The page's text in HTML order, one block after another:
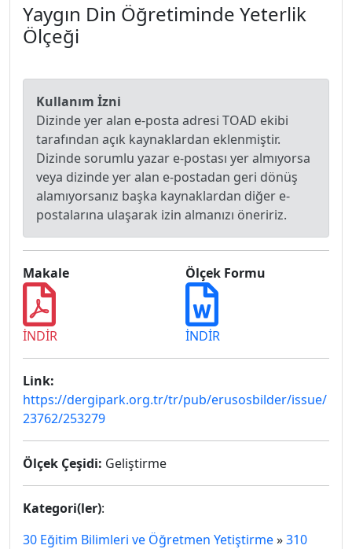
Yaygın Din Öğretiminde Yeterlik
Ölçeği
Kullanım İzni
Dizinde yer alan e-posta adresi TOAD ekibi
tarafından açık kaynaklardan eklenmiştir.
Dizinde sorumlu yazar e-postası yer almıyorsa
veya dizinde yer alan e-postadan geri dönüş
alamıyorsanız başka kaynaklardan diğer e-
postalarına ulaşarak izin almanızı öneririz.
Makale
İNDİR
Ölçek Formu
İNDİR
Link:
https://dergipark.org.tr/tr/pub/erusosbilder/issue/
23762/253279
Ölçek Çeşidi: Geliştirme
Kategori(ler):
30 Eğitim Bilimleri ve Öğretmen Yetiştirme»310